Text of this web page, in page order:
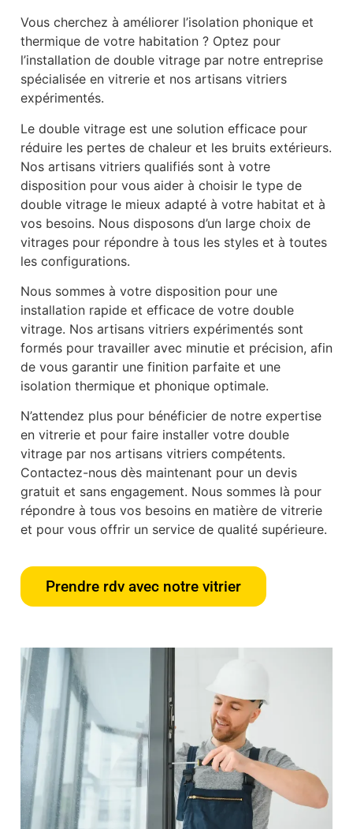
Vous cherchez à améliorer l’isolation phonique et
thermique de votre habitation ? Optez pour
l’installation de double vitrage par notre entreprise
spécialisée en vitrerie et nos artisans vitriers
expérimentés.
Le double vitrage est une solution efficace pour
réduire les pertes de chaleur et les bruits extérieurs.
Nos artisans vitriers qualifiés sont à votre
disposition pour vous aider à choisir le type de
double vitrage le mieux adapté à votre habitat et à
vos besoins. Nous disposons d’un large choix de
vitrages pour répondre à tous les styles et à toutes
les configurations.
Nous sommes à votre disposition pour une
installation rapide et efficace de votre double
vitrage. Nos artisans vitriers expérimentés sont
formés pour travailler avec minutie et précision, afin
de vous garantir une finition parfaite et une
isolation thermique et phonique optimale.
N’attendez plus pour bénéficier de notre expertise
en vitrerie et pour faire installer votre double
vitrage par nos artisans vitriers compétents.
Contactez-nous dès maintenant pour un devis
gratuit et sans engagement. Nous sommes là pour
répondre à tous vos besoins en matière de vitrerie
et pour vous offrir un service de qualité supérieure.
Prendre rdv avec notre vitrier